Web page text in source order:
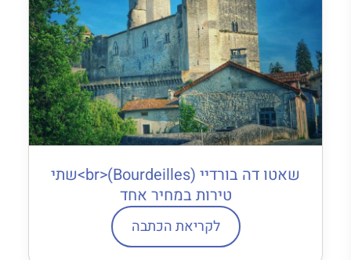
שאטו דה בורדיי (Bourdeilles)<br>שתי
טירות במחיר אחד
לקריאת הכתבה